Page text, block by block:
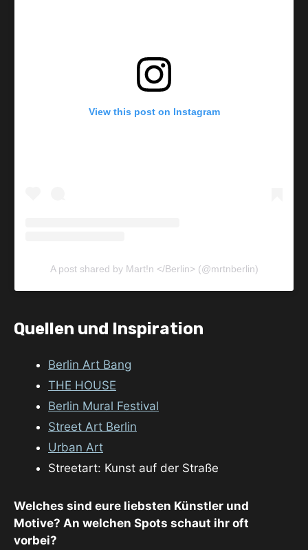
View this post on Instagram
A post shared by Mart!n </Berlin> (@mrtnberlin)
Quellen und Inspiration
Berlin Art Bang
THE HOUSE
Berlin Mural Festival
Street Art Berlin
Urban Art
Streetart: Kunst auf der Straße
Welches sind eure liebsten Künstler und
Motive? An welchen Spots schaut ihr oft
vorbei?